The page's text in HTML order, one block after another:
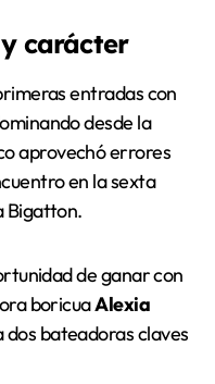
carácter
entradas con
desde la
aprovechó errores
en la sexta
Bigatton.
de ganar con
boricuaAlexia
bateadoras claves